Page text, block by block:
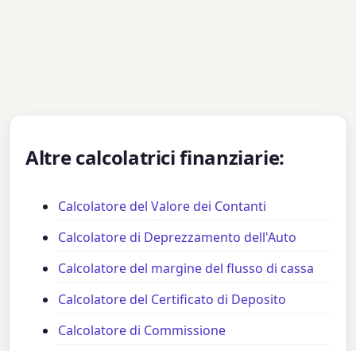
Altre calcolatrici finanziarie:
Calcolatore del Valore dei Contanti
Calcolatore di Deprezzamento dell'Auto
Calcolatore del margine del flusso di cassa
Calcolatore del Certificato di Deposito
Calcolatore di Commissione